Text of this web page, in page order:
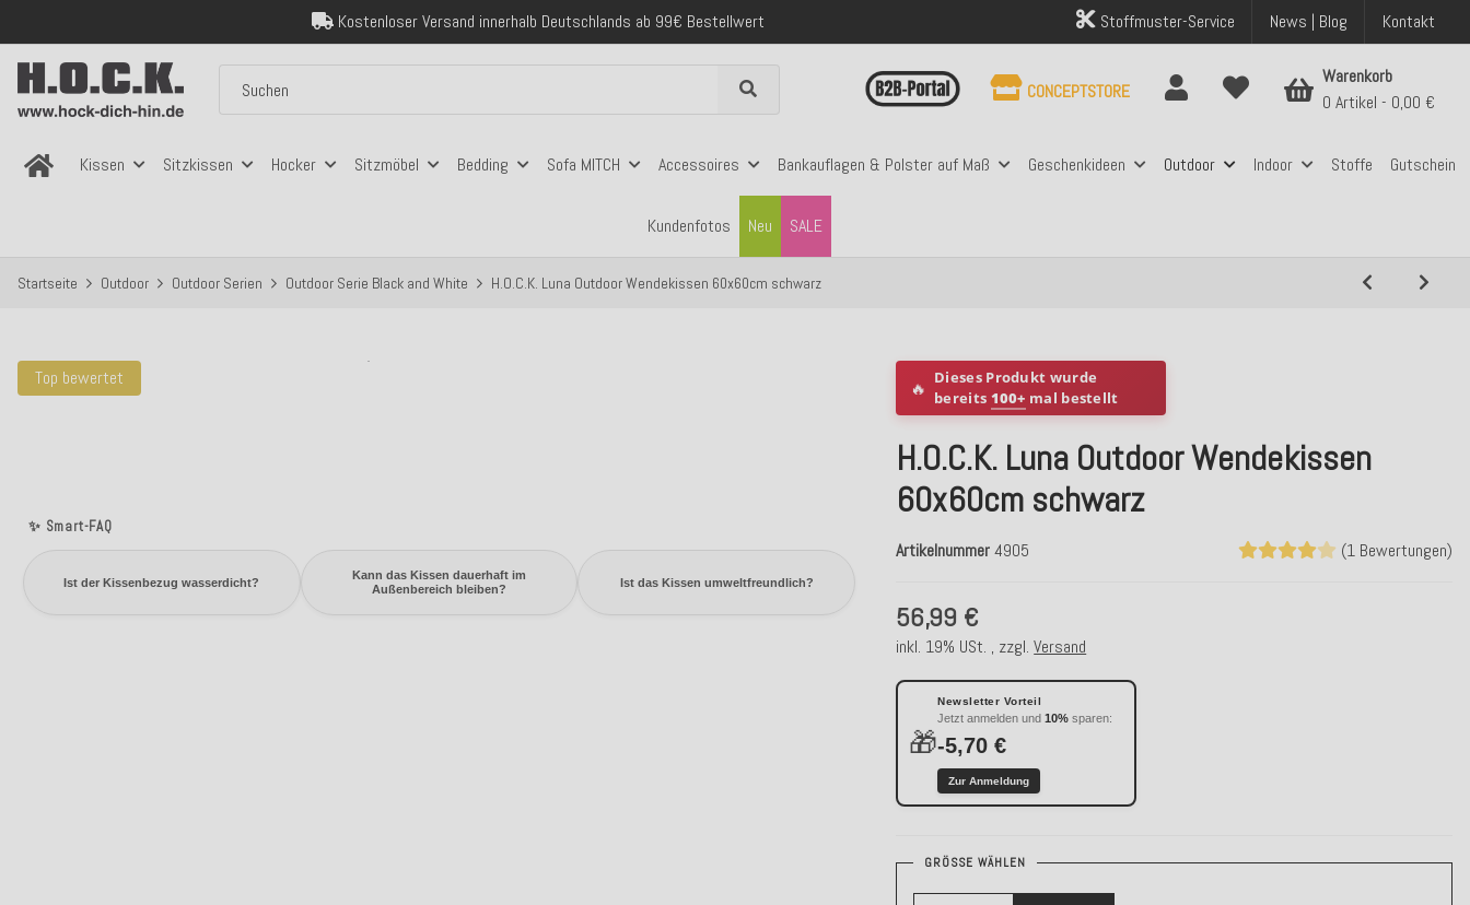
Über 120.000 erfolgreich versendete Bestellungen
Sicher bezahlen mit Klarna, PayPal & Amazon Pay
Stoffmuster-Service News | Blog Kontakt
Kissen Sitzkissen Hocker Sitzmöbel Bedding Sofa MITCH Accessoires Bankauflagen & Polster auf Maß Geschenkideen Outdoor Indoor Stoffe Gutschein
Kundenfotos SALE
Neu
CONCEPTSTORE
Warenkorb
0 Artikel
0,00 €
Startseite Outdoor Outdoor Serien Outdoor Serie Black and White H.O.C.K. Luna Outdoor Wendekissen 60x60cm schwarz
Top bewertet
✨ Smart-FAQ
Ist der Kissenbezug wasserdicht?
Kann das Kissen dauerhaft im
Außenbereich bleiben?
Ist das Kissen umweltfreundlich?
🔥 Dieses Produkt wurde
bereits 100+ mal bestellt
H.O.C.K. Luna Outdoor Wendekissen
60x60cm schwarz
(1 Bewertungen)
Artikelnummer4905
56,99 €
inkl. 19% USt. , zzgl.Versand
🎁
Newsletter Vorteil
Jetzt anmelden und10% sparen:
-5,70 €
Zur Anmeldung
GRÖSSE WÄHLEN